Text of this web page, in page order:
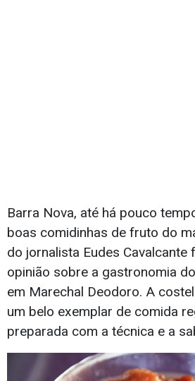
Barra Nova, até há pouco
boas comidinhas de fruto do
do jornalista Eudes Cavalcante
opinião sobre a gastronomia
em Marechal Deodoro. A
um belo exemplar de comida
preparada com a técnica e a